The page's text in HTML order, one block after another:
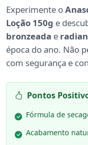
Experimente o
Loção 150g e
bronzeada e
época do ano. Não
com segurança e
Pontos
Fórmula de
Acabamento